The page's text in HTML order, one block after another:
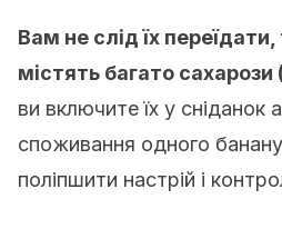
Вам не слід їх
містять багато сахарози
ви включите їх у сніданок
споживання одного
поліпшити настрій і